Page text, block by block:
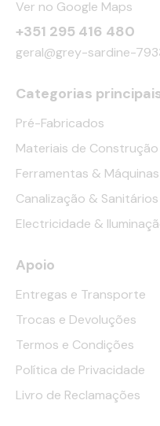
Ver no Google Maps
+351 295 416 480
geral@grey-sardine-
Categorias
Pré-Fabricados
Materiais de Construção
Ferramentas & Máquinas
Canalização & Sanitários
Electricidade &
Apoio
Entregas e Transporte
Trocas e Devoluções
Termos e Condições
Política de Privacidade
Livro de Reclamações